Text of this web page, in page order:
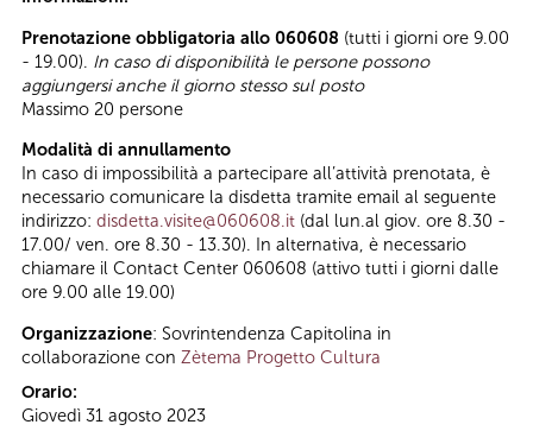
Prenotazione obbligatoria allo 060608 (tutti i giorni ore 9.00
- 19.00). In caso di disponibilità le persone possono
aggiungersi anche il giorno stesso sul posto
Massimo 20 persone
Modalità di annullamento
In caso di impossibilità a partecipare all’attività prenotata, è
necessario comunicare la disdetta tramite email al seguente
indirizzo: disdetta.visite@060608.it (dal lun.al giov. ore 8.30 -
17.00/ ven. ore 8.30 - 13.30). In alternativa, è necessario
chiamare il Contact Center 060608 (attivo tutti i giorni dalle
ore 9.00 alle 19.00)
Organizzazione: Sovrintendenza Capitolina in
collaborazione con Zètema Progetto Cultura
Orario:
Giovedì 31 agosto 2023